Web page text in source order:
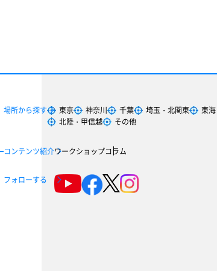
場所から探す 東京 神奈川 千葉 埼玉・北関東
東海
北陸・甲信越
その他
コンテンツ紹介ワークショップコラム
フォローする